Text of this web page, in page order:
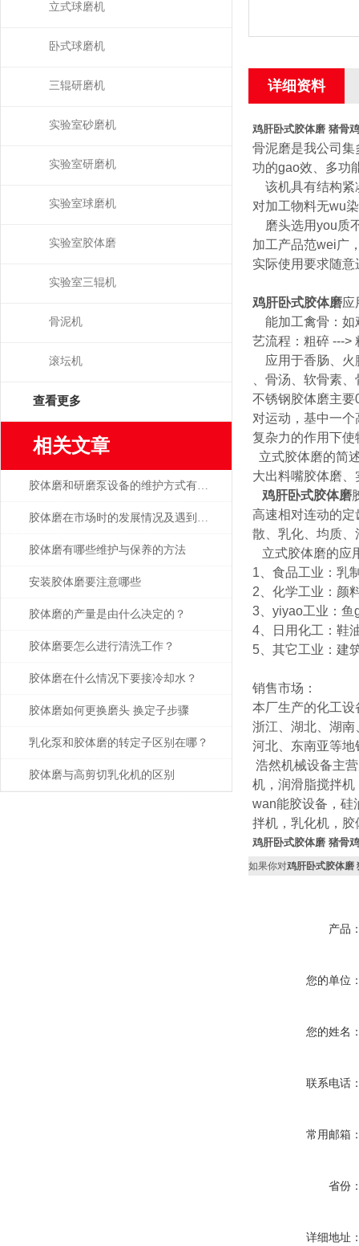
立式球磨机
卧式球磨机
三辊研磨机
实验室砂磨机
实验室研磨机
实验室球磨机
实验室胶体磨
实验室三辊机
骨泥机
滚坛机
查看更多
相关文章
胶体磨和研磨泵设备的维护方式有哪些
胶体磨在市场时的发展情况及遇到的问题
胶体磨有哪些维护与保养的方法
安装胶体磨要注意哪些
胶体磨的产量是由什么决定的？
胶体磨要怎么进行清洗工作？
胶体磨在什么情况下要接冷却水？
胶体磨如何更换磨头 换定子步骤
乳化泵和胶体磨的转定子区别在哪？
胶体磨与高剪切乳化机的区别
详细资料
鸡肝卧式胶体磨 猪骨
骨泥磨是我公司
功的gao效、多功
该机具有结构紧
对加工物料无wu
磨头选用you质
加工产品范wei广
实际使用要求随
鸡肝卧式胶体磨应
能加工禽骨：如
艺流程：粗碎 --->
应用于香肠、火
、骨汤、软骨素
不锈钢胶体磨主
对运动，基中一
复杂力的作用下
立式胶体磨的简
大出料嘴胶体磨
鸡肝卧式胶体磨
高速相对连动的
散、乳化、均质、
立式胶体磨的应
1、食品工业：乳
2、化学工业：颜
3、yiyao工业：鱼
4、日用化工：鞋
5、其它工业：建
销售市场：
本厂生产的化工
浙江、湖北、湖
河北、东南亚等
浩然机械设备主
机，润滑脂搅拌
wan能胶设备，硅
拌机，乳化机，
鸡肝卧式胶体磨 猪骨
如果你对鸡肝卧式胶体磨
产品
您的单位
您的姓名
联系电话
常用邮箱
省份
详细地址